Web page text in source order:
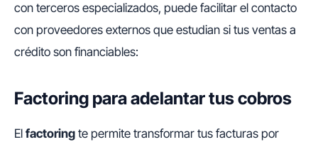
con terceros especializados, puede facilitar el contacto
con proveedores externos que estudian si tus ventas a
crédito son financiables:
Factoring para adelantar tus cobros
El factoring te permite transformar tus facturas por